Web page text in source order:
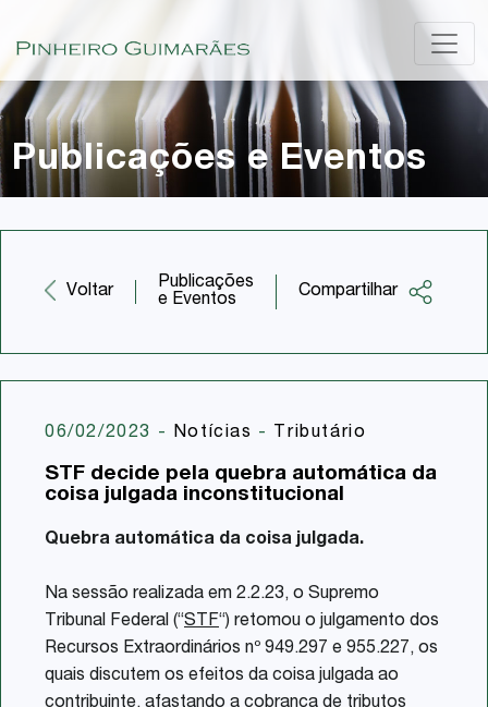
Publicações e Eventos
Voltar
Publicações
e Eventos
Compartilhar
Twitter
Share
06/02/2023 - Notícias - Tributário
STF decide pela quebra automática da
coisa julgada inconstitucional
Quebra automática da coisa julgada.
Na sessão realizada em 2.2.23, o Supremo
Tribunal Federal (“STF“) retomou o julgamento dos
Recursos Extraordinários nº 949.297 e 955.227, os
quais discutem os efeitos da coisa julgada ao